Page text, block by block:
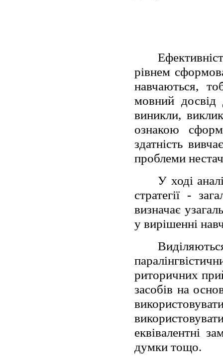
рівнем
навчаються,
мовний досвід
виникли,
ознакою
здатність
проблеми
У ході
стратегії -
визначає
у вирішенні
риторичних
засобів на
еквівалентні
думки тощо.